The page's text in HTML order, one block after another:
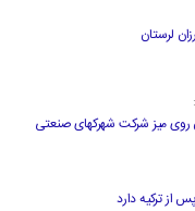
میز شرکت شهرکهای صنعتی
از ترکیه دارد